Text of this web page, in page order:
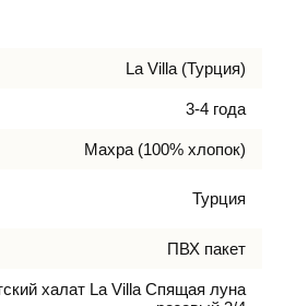
La Villa (Турция)
3-4 года
Махра (100% хлопок)
Турция
ПВХ пакет
халат La Villa Спящая луна